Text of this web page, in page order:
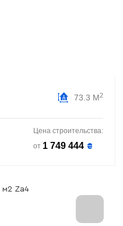
73.3 М2
Цена строительства:
от 1 749 444 ₴